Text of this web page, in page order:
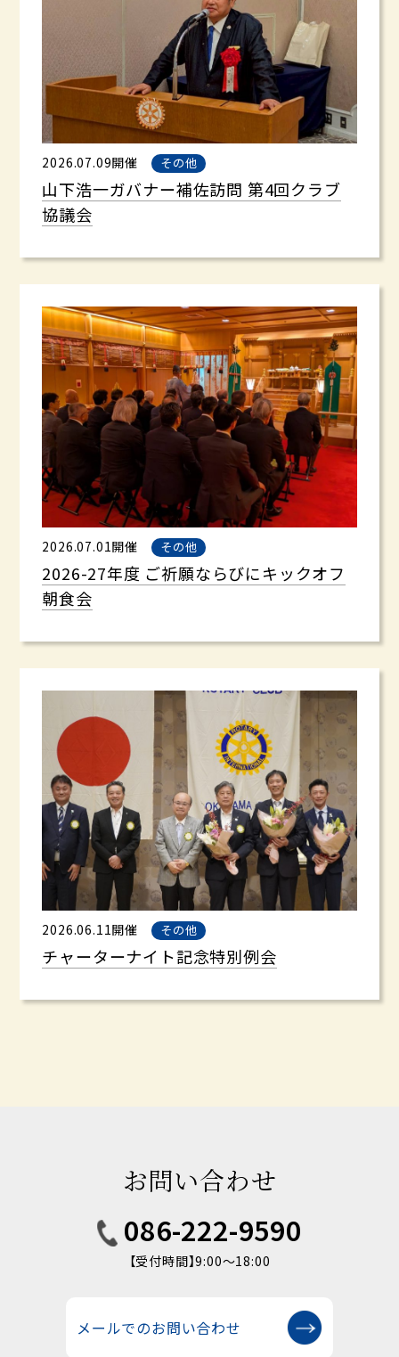
2026.07.09開催 その他
山下浩一ガバナー補佐訪問 第4回クラブ
協議会
2026.07.01開催 その他
2026-27年度 ご祈願ならびにキックオフ
朝食会
2026.06.11開催 その他
チャーターナイト記念特別例会
お問い合わせ
086-222-9590
【受付時間】9:00〜18:00
メールでのお問い合わせ